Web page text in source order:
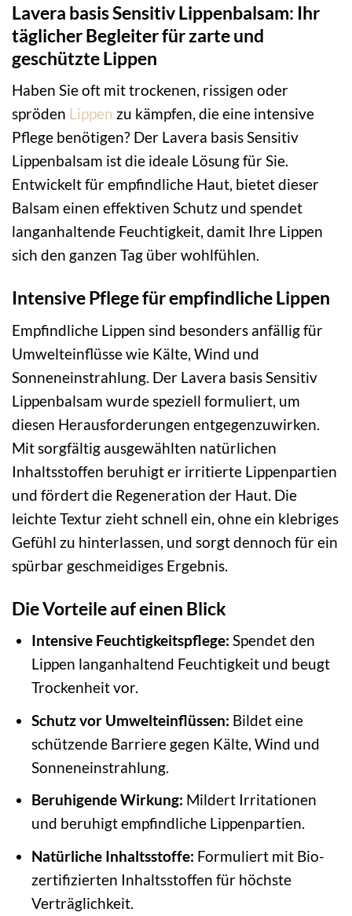
Lavera basis Sensitiv Lippenbalsam: Ihr
täglicher Begleiter für zarte und
geschützte Lippen
Haben Sie oft mit trockenen, rissigen oder
spröden Lippen zu kämpfen, die eine intensive
Pflege benötigen? Der Lavera basis Sensitiv
Lippenbalsam ist die ideale Lösung für Sie.
Entwickelt für empfindliche Haut, bietet dieser
Balsam einen effektiven Schutz und spendet
langanhaltende Feuchtigkeit, damit Ihre Lippen
sich den ganzen Tag über wohlfühlen.
Intensive Pflege für empfindliche Lippen
Empfindliche Lippen sind besonders anfällig für
Umwelteinflüsse wie Kälte, Wind und
Sonneneinstrahlung. Der Lavera basis Sensitiv
Lippenbalsam wurde speziell formuliert, um
diesen Herausforderungen entgegenzuwirken.
Mit sorgfältig ausgewählten natürlichen
Inhaltsstoffen beruhigt er irritierte Lippenpartien
und fördert die Regeneration der Haut. Die
leichte Textur zieht schnell ein, ohne ein klebriges
Gefühl zu hinterlassen, und sorgt dennoch für ein
spürbar geschmeidiges Ergebnis.
Die Vorteile auf einen Blick
Intensive Feuchtigkeitspflege: Spendet den
Lippen langanhaltend Feuchtigkeit und beugt
Trockenheit vor.
Schutz vor Umwelteinflüssen: Bildet eine
schützende Barriere gegen Kälte, Wind und
Sonneneinstrahlung.
Beruhigende Wirkung: Mildert Irritationen
und beruhigt empfindliche Lippenpartien.
Natürliche Inhaltsstoffe: Formuliert mit Bio-
zertifizierten Inhaltsstoffen für höchste
Verträglichkeit.